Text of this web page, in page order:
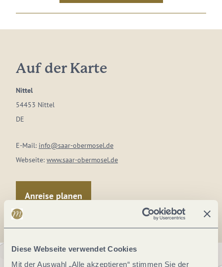
Diese Webseite verwendet Cookies
Mit der Auswahl „Alle akzeptieren“ stimmen Sie der
Auf der Karte
Nittel
54453 Nittel
DE
E-Mail: info@saar-obermosel.de
Webseite: www.saar-obermosel.de
Anreise planen